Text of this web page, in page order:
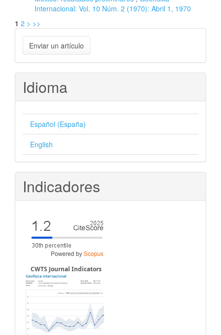
Internacional: Vol. 10 Núm. 2 (1970): Abril 1, 1970
1 2 > >>
Enviar
un
artículo
Enviar un artículo
Idioma
Español (España)
English
Indicadores
CWTS Journal Indicators